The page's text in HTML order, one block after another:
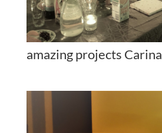
amazing projects Carina